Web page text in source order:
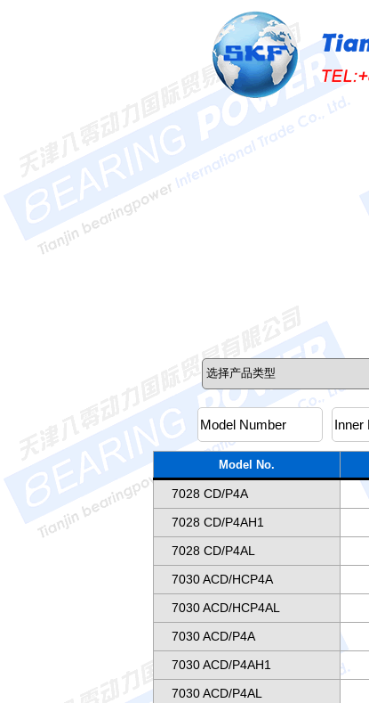
Model No.
7028 CD/P4A
7028 CD/P4AH1
7028 CD/P4AL
7030 ACD/HCP4A
7030 ACD/HCP4AL
7030 ACD/P4A
7030 ACD/P4AH1
7030 ACD/P4AL